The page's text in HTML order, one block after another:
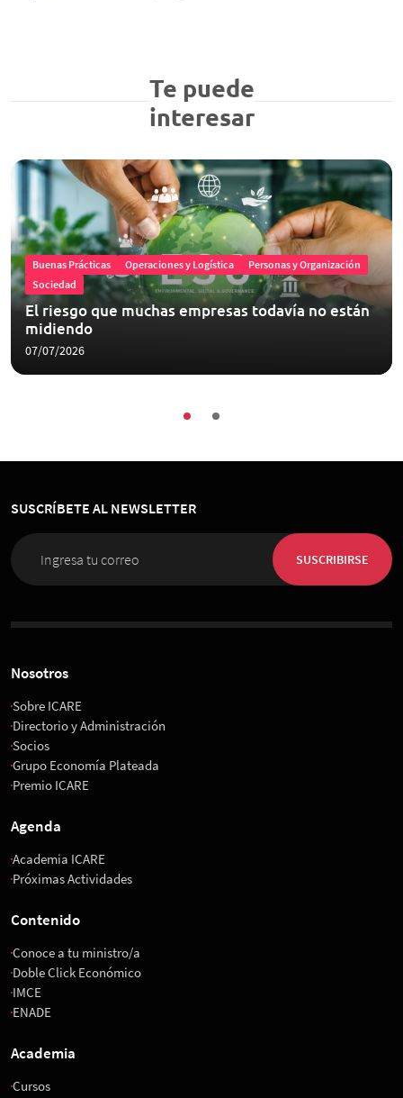
Te puede
interesar
Buenas Prácticas Operaciones y Logística
Personas y Organización
Sociedad
El riesgo que muchas empresas todavía no están
midiendo
07/07/2026
SUSCRÍBETE AL NEWSLETTER
SUSCRIBIRSE
Nosotros
Sobre ICARE
Directorio y Administración
Socios
Grupo Economía Plateada
Premio ICARE
Agenda
Academia ICARE
Próximas Actividades
Contenido
Conoce a tu ministro/a
Doble Click Económico
IMCE
ENADE
Academia
Cursos